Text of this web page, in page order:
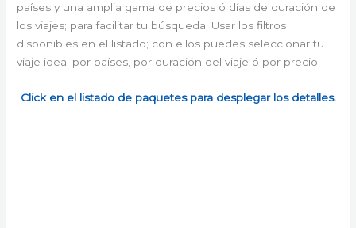
países y una amplia gama de precios ó días de duración de
los viajes; para facilitar tu búsqueda; Usar los filtros
disponibles en el listado; con ellos puedes seleccionar tu
viaje ideal por países, por duración del viaje ó por precio.
Click en el listado de paquetes para desplegar los detalles.